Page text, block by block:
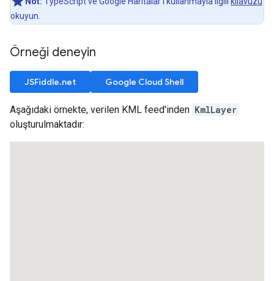
okuyun.
Örneği deneyin
JSFiddle.net Google Cloud Shell
Aşağıdaki örnekte, verilen KML feed'inden KmlLayer
oluşturulmaktadır: